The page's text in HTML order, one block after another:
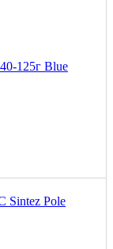
125г Blue